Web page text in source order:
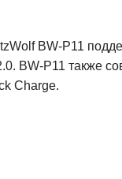
BW-P11
BW-P11 также
Charge.